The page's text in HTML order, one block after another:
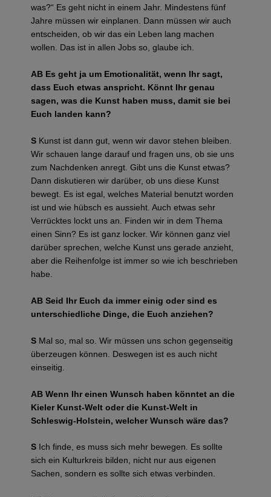
was?“ Es geht nicht in einem Jahr. Mindestens fünf
Jahre müssen wir einplanen. Dann müssen wir auch
entscheiden, ob wir das ein Leben lang machen
wollen. Das ist in allen Jobs so, glaube ich.
AB Es geht ja um Emotionalität, wenn Ihr sagt,
dass Euch etwas anspricht. Könnt Ihr genau
sagen, was die Kunst haben muss, damit sie bei
Euch landen kann?
S Kunst ist dann gut, wenn wir davor stehen bleiben.
Wir schauen lange darauf und fragen uns, ob sie uns
zum Nachdenken anregt. Gibt uns die Kunst etwas?
Dann diskutieren wir darüber, ob uns diese Kunst
bewegt. Es ist egal, welches Material benutzt worden
ist und wie hübsch es aussieht. Auch etwas sehr
Verrücktes lockt uns an. Finden wir in dem Thema
einen Sinn? Es ist ganz locker. Wir können ganz viel
darüber sprechen, welche Kunst uns gerade anzieht,
aber die Reihenfolge ist immer so wie ich beschrieben
habe.
AB Seid Ihr Euch da immer einig oder sind es
unterschiedliche Dinge, die Euch anziehen?
S Mal so, mal so. Wir müssen uns schon gegenseitig
überzeugen können. Deswegen ist es auch nicht
einseitig.
AB Wenn Ihr einen Wunsch haben könntet an die
Kieler Kunst-Welt oder die Kunst-Welt in
Schleswig-Holstein, welcher Wunsch wäre das?
S Ich finde, es muss sich mehr bewegen. Es sollte
sich ein Kulturkreis bilden, nicht nur aus eigenen
Sachen, sondern es sollte sich etwas verbinden.